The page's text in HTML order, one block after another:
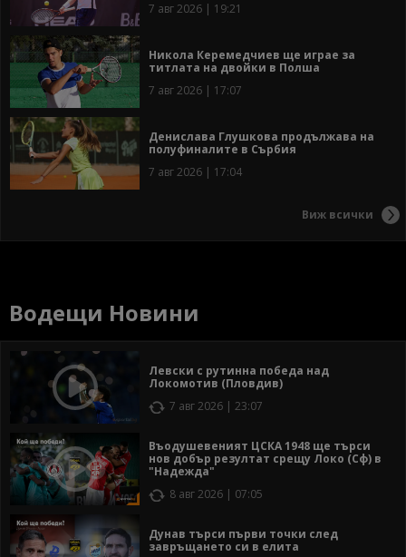
7 авг 2026 | 19:21
Никола Керемедчиев ще играе за
титлата на двойки в Полша
7 авг 2026 | 17:07
Денислава Глушкова продължава на
полуфиналите в Сърбия
7 авг 2026 | 17:04
Виж всички
Водещи Новини
Левски с рутинна победа над
Локомотив (Пловдив)
7 авг 2026 | 23:07
Въодушевеният ЦСКА 1948 ще търси
нов добър резултат срещу Локо (Сф) в
"Надежда"
8 авг 2026 | 07:05
Дунав търси първи точки след
завръщането си в елита